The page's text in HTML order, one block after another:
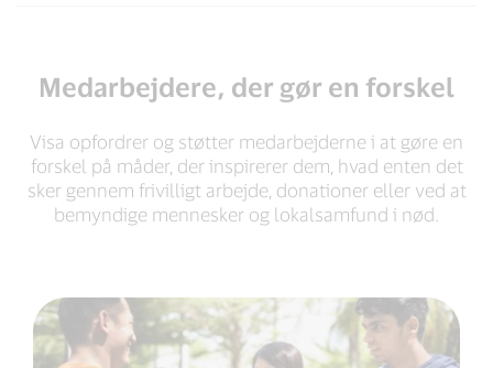
Medarbejdere, der gør en forskel
Visa opfordrer og støtter medarbejderne i at gøre en
forskel på måder, der inspirerer dem, hvad enten det
sker gennem frivilligt arbejde, donationer eller ved at
bemyndige mennesker og lokalsamfund i nød.